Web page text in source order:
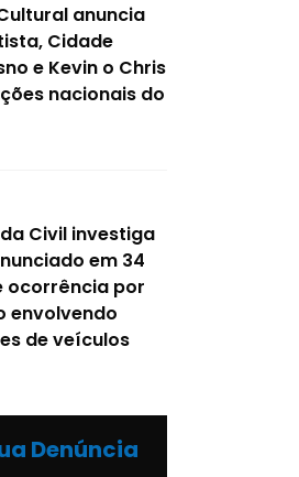
anuncia
Cidade
e Kevin o Chris
nacionais do
Civil investiga
em 34
ocorrência por
envolvendo
de veículos
Denúncia